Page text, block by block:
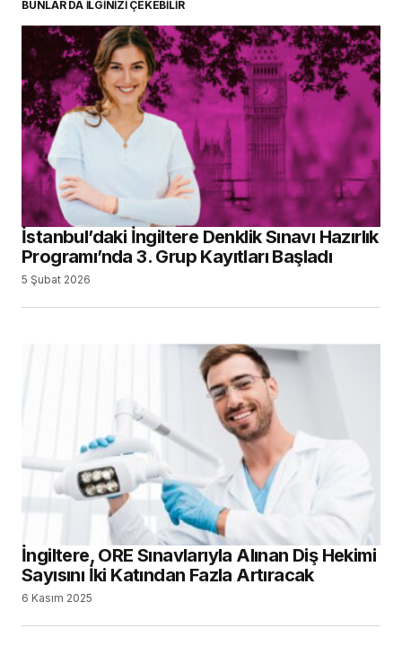
BUNLAR DA İLGİNİZİ ÇEKEBİLİR
İstanbul’daki İngiltere Denklik Sınavı Hazırlık
Programı’nda 3. Grup Kayıtları Başladı
5 Şubat 2026
İngiltere, ORE Sınavlarıyla Alınan Diş Hekimi
Sayısını İki Katından Fazla Artıracak
6 Kasım 2025